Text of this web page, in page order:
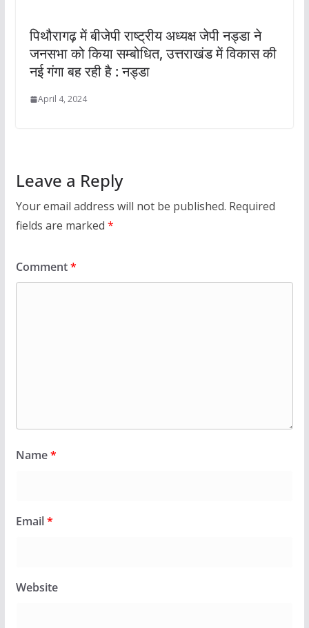
पिथौरागढ़ में बीजेपी राष्ट्रीय अध्यक्ष जेपी नड्डा ने
जनसभा को किया सम्बोधित, उत्तराखंड में विकास की
नई गंगा बह रही है : नड्डा
April 4, 2024
Leave a Reply
Your email address will not be published. Required
fields are marked *
Comment*
Name*
Email*
Website